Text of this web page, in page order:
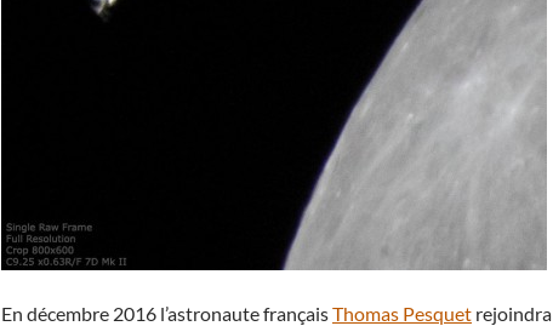
En décembre 2016 l’astronaute françaisThomas Pesquet rejoindra